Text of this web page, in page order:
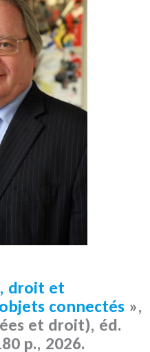
droit et
connectés »,
et droit), éd.
p., 2026.